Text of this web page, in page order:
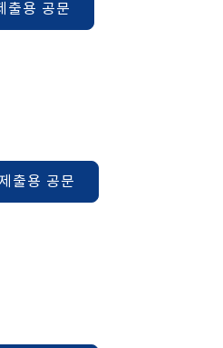
출용 공문
출용 공문